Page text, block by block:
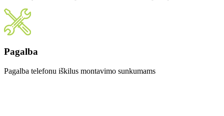
Pagalba
Pagalba telefonu iškilus montavimo sunkumams